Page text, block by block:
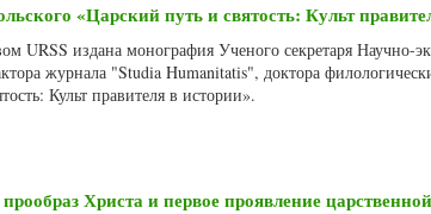
«Царский путь и святость: Культ
URSS издана монография Ученого секретаря Научно-
журнала "Studia Humanitatis", доктора
Культ правителя в истории».
Христа и первое проявление